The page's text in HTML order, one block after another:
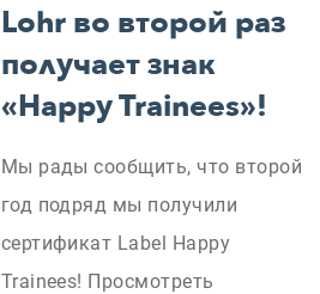
Lohr во второй раз
получает знак
«Happy Trainees»!
Мы рады сообщить, что второй
год подряд мы получили
сертификат Label Happy
Trainees! Просмотреть